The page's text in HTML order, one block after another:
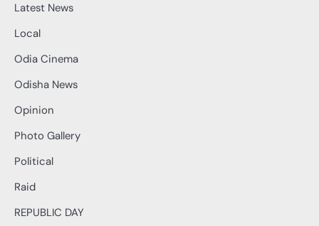
Latest News
Local
Odia Cinema
Odisha News
Opinion
Photo Gallery
Political
Raid
REPUBLIC DAY